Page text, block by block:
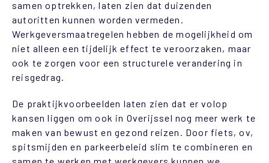
samen optrekken, laten zien dat duizenden
autoritten kunnen worden vermeden.
Werkgeversmaatregelen hebben de mogelijkheid om
niet alleen een tijdelijk effect te veroorzaken, maar
ook te zorgen voor een structurele verandering in
reisgedrag.
De praktijkvoorbeelden laten zien dat er volop
kansen liggen om ook in Overijssel nog meer werk te
maken van bewust en gezond reizen. Door fiets, ov,
spitsmijden en parkeerbeleid slim te combineren en